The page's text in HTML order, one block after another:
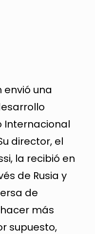
envió una
Internacional
director, el
la recibió en
de Rusia y
de
más
supuesto,